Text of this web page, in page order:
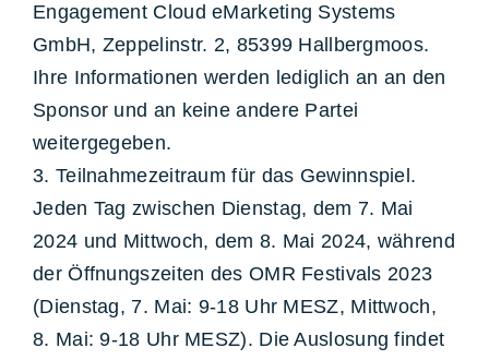
Engagement Cloud eMarketing Systems
GmbH, Zeppelinstr. 2, 85399 Hallbergmoos.
Ihre Informationen werden lediglich an an den
Sponsor und an keine andere Partei
weitergegeben.
3. Teilnahmezeitraum für das Gewinnspiel.
Jeden Tag zwischen Dienstag, dem 7. Mai
2024 und Mittwoch, dem 8. Mai 2024, während
der Öffnungszeiten des OMR Festivals 2023
(Dienstag, 7. Mai: 9-18 Uhr MESZ, Mittwoch,
8. Mai: 9-18 Uhr MESZ). Die Auslosung findet